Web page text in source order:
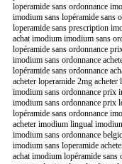
loperamide sans ordonnance
imodium sans lopéramide sans
loperamide sans prescription
achat imodium imodium sans
lopéramide sans ordonnance
imodium sans ordonnance
lopéramide sans ordonnance
acheter loperamide 2mg acheter
imodium sans ordonnance prix
imodium sans ordonnance prix
lopéramide sans ordonnance
acheter imodium lingual
imodium sans ordonnance
imodium sans loperamide
achat imodium lopéramide sans